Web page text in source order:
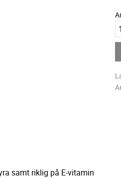
samt riklig på E-vitamin